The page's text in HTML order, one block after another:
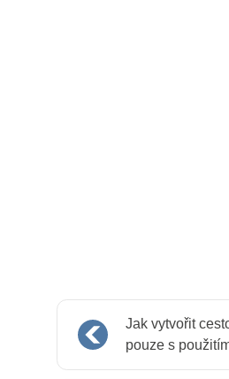
Jak vytvořit
pouze s
záznamu